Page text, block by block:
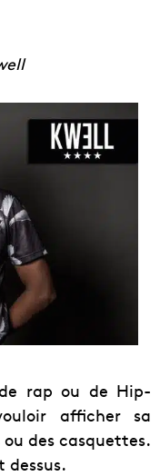
rap ou de Hip-
afficher sa
des casquettes.
dessus.